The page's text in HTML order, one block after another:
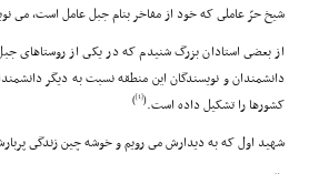
شیخ حرّ عاملى که خود از مفاخر بنام جبل عامل است، مى
از بعضى استادان بزرگ شنیدم که در یکى از روستاهاى
کشورها را تشکیل داده است.(
[1]
)
شهید اول که به دیدارش مى رویم و خوشه چین زندگى